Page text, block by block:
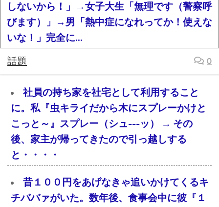
しないから！」→女子大生「無理です（警察呼
びます）」→男「熱中症になれってか！使えな
いな！」完全に...
話題
0
社員の持ち家を社宅として利用すること
に。私『虫キライだから木にスプレーかけと
こっと～』スプレー（シュ---ッ） → その
後、家主が帰ってきたので引っ越しする
と・・・・
昔１００円をあげなきゃ追いかけてくるキ
チババァがいた。数年後、食事会中に彼『１